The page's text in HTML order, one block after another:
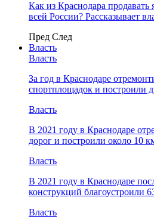
Как из Краснодара продавать
всей России? Рассказывает
Пред След
Власть
Власть
За год в Краснодаре
спортплощадок и построили
Власть
В 2021 году в Краснодаре
дорог и построили около 10
Власть
В 2021 году в Краснодаре
конструкций благоустроили
Власть